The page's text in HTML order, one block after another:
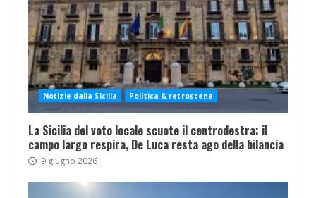
Notizie dalla Sicilia Politica & retroscena
La Sicilia del voto locale scuote il centrodestra: il
campo largo respira, De Luca resta ago della bilancia
9 giugno 2026